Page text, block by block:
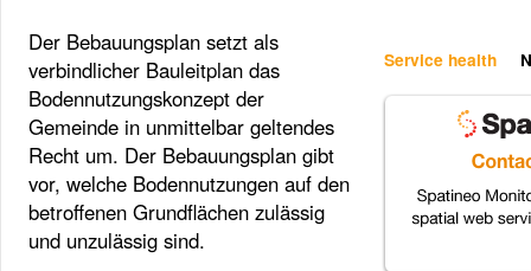
Service health
Der Bebauungsplan setzt als
verbindlicher Bauleitplan das
Bodennutzungskonzept der
Gemeinde in unmittelbar geltendes
Recht um. Der Bebauungsplan gibt
vor, welche Bodennutzungen auf den
betroffenen Grundflächen zulässig
und unzulässig sind.